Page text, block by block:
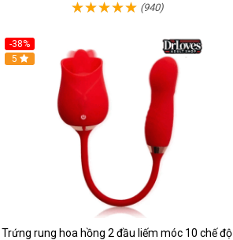
(940)
-38%
Hot
5
Trứng rung hoa hồng 2 đầu liếm móc 10 chế độ